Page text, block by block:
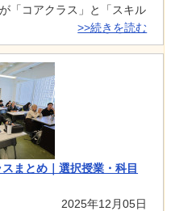
「コアクラス」と「スキル
>>続きを読む
まとめ｜選択授業・科目
2025年12月05日